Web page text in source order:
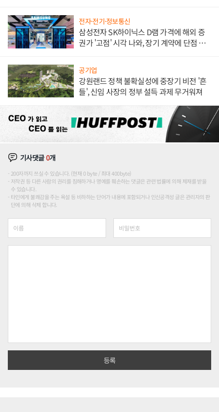
전자·전기·정보통신
삼성전자 SK하이닉스 D램 가격에 해외 증
권가 '고점' 시각 나와, 장기 계약에 단점 부
공기업
강원랜드 정책 불확실성에 중장기 비전 '흔
들', 신임 사장의 정부 설득 과제 무거워져
기사댓글0개
200자까지 쓰실 수 있습니다. (현재 0 byte / 최대 400byte)
저작권 등 다른 사람의 권리를 침해하거나 명예를 훼손하는 댓글은 관련 법률에 의해 제재를 받을
수 있습니다.
타인에게 불쾌감을 주는 욕설 등 비하하는 단어가 내용에 포함되거나 인신공격성 글은 관리자의 판
단에 의해 삭제 합니다.